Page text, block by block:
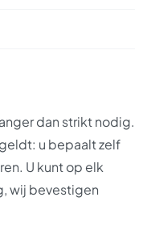
dan strikt nodig.
u bepaalt zelf
U kunt op elk
wij bevestigen